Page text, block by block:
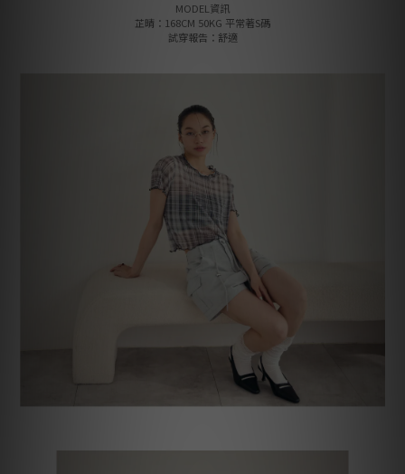
MODEL資訊
芷晴：168CM 50KG 平常著S碼
試穿報告：舒適